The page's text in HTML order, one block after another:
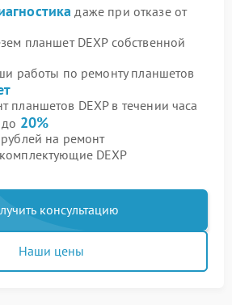
даже при отказе от
планшет DEXP собственной
работы по ремонту планшетов
планшетов DEXP в течении часа
20%
на ремонт
DEXP
консультацию
Наши цены